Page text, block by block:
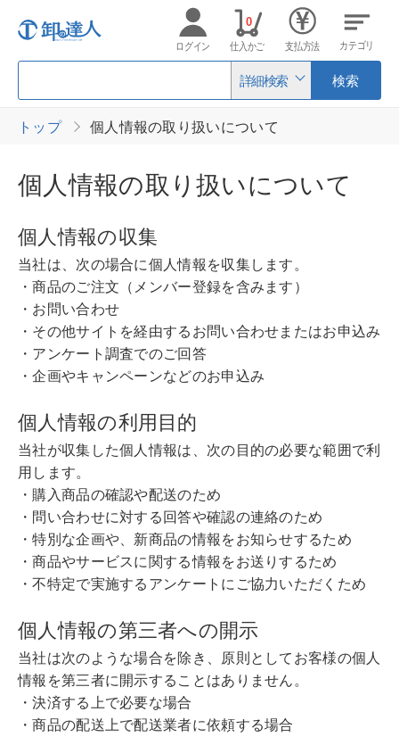
詳細検索 検索
ログイン 仕入かご
0
支払方法 カテゴリ
トップ 個人情報の取り扱いについて
個人情報の取り扱いについて
個人情報の収集
当社は、次の場合に個人情報を収集します。
・商品のご注文（メンバー登録を含みます）
・お問い合わせ
・その他サイトを経由するお問い合わせまたはお申込み
・アンケート調査でのご回答
・企画やキャンペーンなどのお申込み
個人情報の利用目的
当社が収集した個人情報は、次の目的の必要な範囲で利
用します。
・購入商品の確認や配送のため
・問い合わせに対する回答や確認の連絡のため
・特別な企画や、新商品の情報をお知らせするため
・商品やサービスに関する情報をお送りするため
・不特定で実施するアンケートにご協力いただくため
個人情報の第三者への開示
当社は次のような場合を除き、原則としてお客様の個人
情報を第三者に開示することはありません。
・決済する上で必要な場合
・商品の配送上で配送業者に依頼する場合